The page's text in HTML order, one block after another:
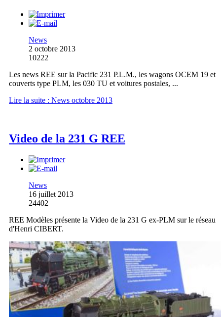
News
2 octobre 2013
10222
Les news REE sur la Pacific 231 P.L.M., les wagons OCEM 19 et
couverts type PLM, les 030 TU et voitures postales, ...
Lire la suite : News octobre 2013
Video de la 231 G REE
News
16 juillet 2013
24402
REE Modèles présente la Video de la 231 G ex-PLM sur le réseau
d'Henri CIBERT.